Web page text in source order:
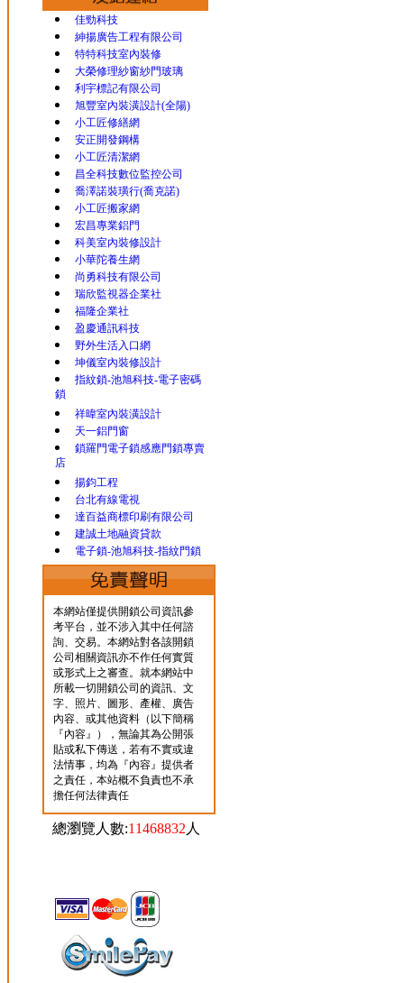
佳勁科技
紳揚廣告工程有限公司
特特科技室內裝修
大榮修理紗窗紗門玻璃
利宇標記有限公司
旭豐室內裝潢設計(全陽)
小工匠修繕網
安正開發鋼構
小工匠清潔網
昌全科技數位監控公司
喬澤諾裝璜行(喬克諾)
小工匠搬家網
宏昌專業鋁門
科美室內裝修設計
小華陀養生網
尚勇科技有限公司
瑞欣監視器企業社
福隆企業社
盈慶通訊科技
野外生活入口網
坤儀室內裝修設計
指紋鎖-池旭科技-電子密碼
鎖
祥暐室內裝潢設計
天一鋁門窗
鎖羅門電子鎖感應門鎖專賣
店
揚鈞工程
台北有線電視
達百益商標印刷有限公司
建誠土地融資貸款
電子鎖-池旭科技-指紋門鎖
本網站僅提供開鎖公司資訊參
考平台，並不涉入其中任何諮
詢、交易。本網站對各該開鎖
公司相關資訊亦不作任何實質
或形式上之審查。就本網站中
所載一切開鎖公司的資訊、文
字、照片、圖形、產權、廣告
內容、或其他資料（以下簡稱
『內容』），無論其為公開張
貼或私下傳送，若有不實或違
法情事，均為『內容』提供者
之責任，本站概不負責也不承
擔任何法律責任
總瀏覽人數:11468832 人